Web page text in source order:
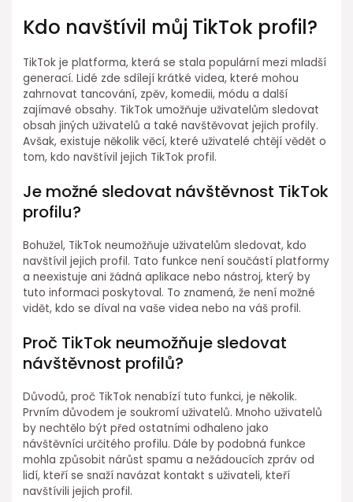
Kdo navštívil můj TikTok profil?
TikTok je platforma, která se stala populární mezi mladší
generací. Lidé zde sdílejí krátké videa, které mohou
zahrnovat tancování, zpěv, komedii, módu a další
zajímavé obsahy. TikTok umožňuje uživatelům sledovat
obsah jiných uživatelů a také navštěvovat jejich profily.
Avšak, existuje několik věcí, které uživatelé chtějí vědět o
tom, kdo navštívil jejich TikTok profil.
Je možné sledovat návštěvnost TikTok
profilu?
Bohužel, TikTok neumožňuje uživatelům sledovat, kdo
navštívil jejich profil. Tato funkce není součástí platformy
a neexistuje ani žádná aplikace nebo nástroj, který by
tuto informaci poskytoval. To znamená, že není možné
vidět, kdo se díval na vaše videa nebo na váš profil.
Proč TikTok neumožňuje sledovat
návštěvnost profilů?
Důvodů, proč TikTok nenabízí tuto funkci, je několik.
Prvním důvodem je soukromí uživatelů. Mnoho uživatelů
by nechtělo být před ostatními odhaleno jako
návštěvníci určitého profilu. Dále by podobná funkce
mohla způsobit nárůst spamu a nežádoucích zpráv od
lidí, kteří se snaží navázat kontakt s uživateli, kteří
navštívili jejich profil.